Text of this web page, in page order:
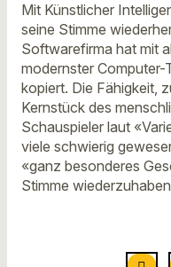
Mit Künstlicher
seine Stimme
Softwarefirma hat mit
modernster Computer-
kopiert. Die Fähigkeit,
Kernstück des
Schauspieler laut
viele schwierig
«ganz besonderes
Stimme